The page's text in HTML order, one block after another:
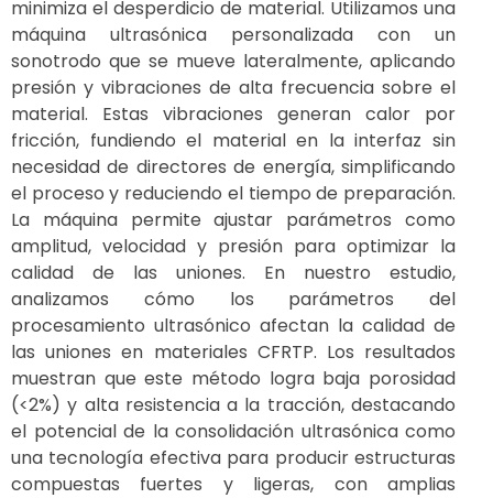
minimiza el desperdicio de material. Utilizamos una
máquina ultrasónica personalizada con un
sonotrodo que se mueve lateralmente, aplicando
presión y vibraciones de alta frecuencia sobre el
material. Estas vibraciones generan calor por
fricción, fundiendo el material en la interfaz sin
necesidad de directores de energía, simplificando
el proceso y reduciendo el tiempo de preparación.
La máquina permite ajustar parámetros como
amplitud, velocidad y presión para optimizar la
calidad de las uniones. En nuestro estudio,
analizamos cómo los parámetros del
procesamiento ultrasónico afectan la calidad de
las uniones en materiales CFRTP. Los resultados
muestran que este método logra baja porosidad
(<2%) y alta resistencia a la tracción, destacando
el potencial de la consolidación ultrasónica como
una tecnología efectiva para producir estructuras
compuestas fuertes y ligeras, con amplias